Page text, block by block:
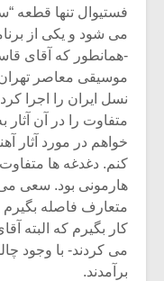
فستیوال تنها قطعه
می شود و یکی از
-همانطور که آقای
موسیقی معاصر تهران
نسل ایران را اجرا
متفاوت را در آن
خواهم در مورد
کنم. دغدغه ها
هارمونی بود. سعی
متعارف فاصله بگیرم
کار بگیرم که البته
می کردند- با وجود
برآمدند.